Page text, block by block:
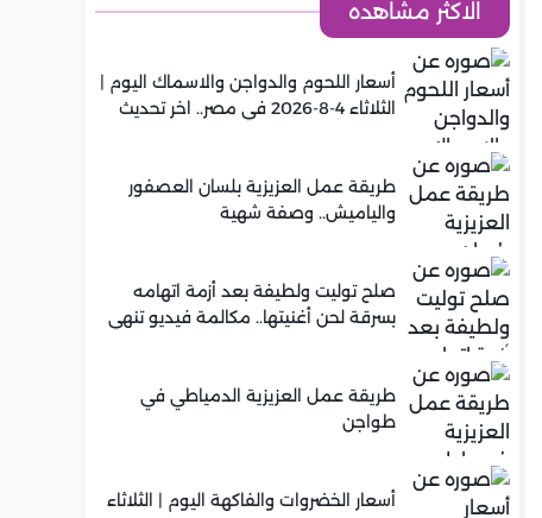
الاكثر مشاهده
أسعار اللحوم والدواجن والاسماك اليوم |
الثلاثاء 4-8-2026 في مصر.. اخر تحديث
طريقة عمل العزيزية بلسان العصفور
والياميش.. وصفة شهية
صلح توليت ولطيفة بعد أزمة اتهامه
بسرقة لحن أغنيتها.. مكالمة فيديو تنهي
طريقة عمل العزيزية الدمياطي في
طواجن
أسعار الخضروات والفاكهة اليوم | الثلاثاء